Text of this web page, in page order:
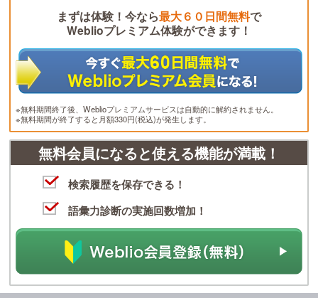
まずは体験！今なら最大６０日間無料で
Weblioプレミアム体験ができます！
※無料期間終了後、Weblioプレミアムサービスは自動的に解約されません。
※無料期間が終了すると月額330円(税込)が発生します。
無料会員になると使える機能が満載！
検索履歴を保存できる！
語彙力診断の実施回数増加！